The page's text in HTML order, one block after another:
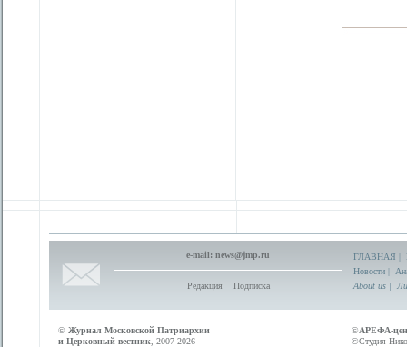
e-mail: news@jmp.ru
Редакция Подписка
ГЛАВНАЯ |
Новости |
About us |
© Журнал Московской Патриархии
и Церковный вестник , 2007-2026
©АРЕФА-
©Студия